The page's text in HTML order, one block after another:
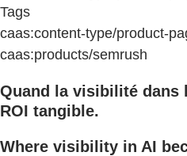
Tags
caas:content-type/product-
caas:products/semrush
Quand la visibilité dans
ROI tangible.
Where visibility in AI